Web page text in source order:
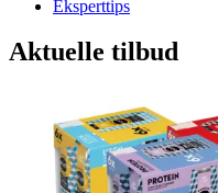
Eksperttips
Aktuelle tilbud